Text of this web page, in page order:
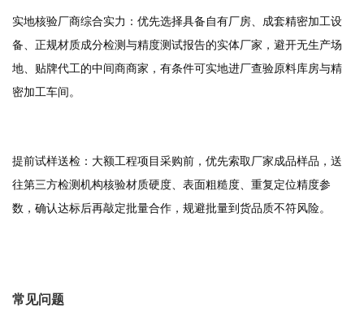
实地核验厂商综合实力：优先选择具备自有厂房、成套精密加工设
备、正规材质成分检测与精度测试报告的实体厂家，避开无生产场
地、贴牌代工的中间商商家，有条件可实地进厂查验原料库房与精
密加工车间。
提前试样送检：大额工程项目采购前，优先索取厂家成品样品，送
往第三方检测机构核验材质硬度、表面粗糙度、重复定位精度参
数，确认达标后再敲定批量合作，规避批量到货品质不符风险。
常见问题